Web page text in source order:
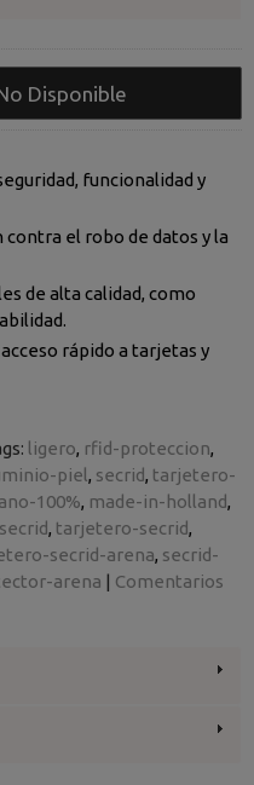
Disponible
funcionalidad y
el robo de datos y la
de alta calidad, como
rápido a tarjetas y
ligero rfid-proteccion
piel secrid tarjetero-
100% made-in-holland
tarjetero-secrid
secrid-arena secrid-
arena | Comentarios